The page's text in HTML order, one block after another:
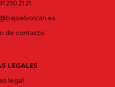
250 21 21
de contacto
LEGALES
legal